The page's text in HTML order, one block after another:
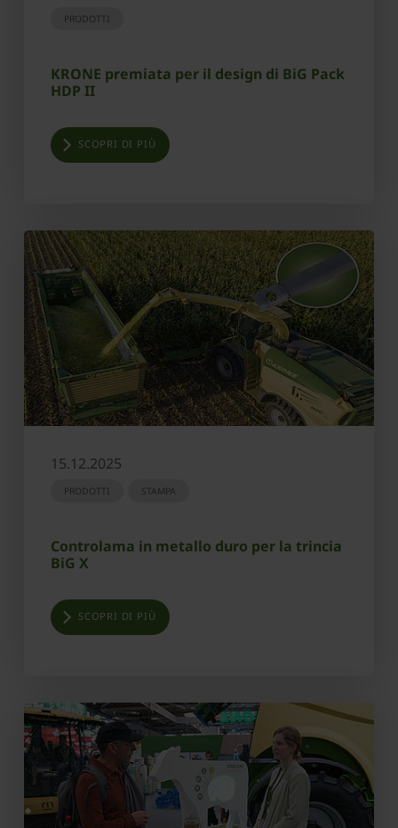
PRODOTTI
KRONE premiata per il design di BiG Pack
HDP II
SCOPRI DI PIÙ
15.12.2025
PRODOTTI STAMPA
Controlama in metallo duro per la trincia
BiG X
SCOPRI DI PIÙ